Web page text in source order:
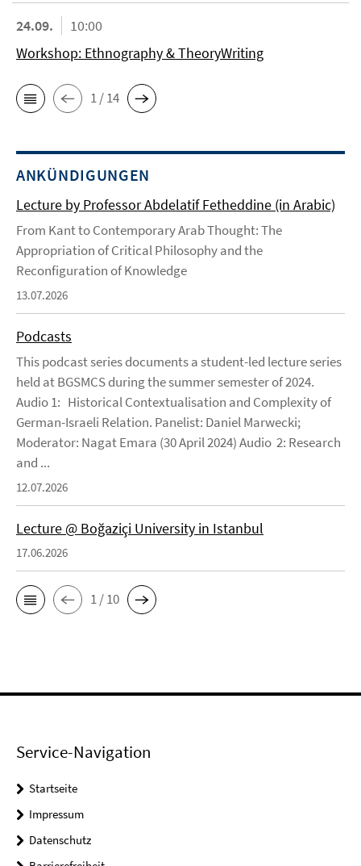
24.09.
10:00
Workshop: Ethnography & TheoryWriting
1 / 14
ANKÜNDIGUNGEN
Lecture by Professor Abdelatif Fetheddine (in Arabic)
From Kant to Contemporary Arab Thought: The
Appropriation of Critical Philosophy and the
Reconfiguration of Knowledge
13.07.2026
Podcasts
This podcast series documents a student-led lecture series
held at BGSMCS during the summer semester of 2024.
Audio 1: Historical Contextualisation and Complexity of
German-Israeli Relation. Panelist: Daniel Marwecki;
Moderator: Nagat Emara (30 April 2024) Audio 2: Research
and ...
12.07.2026
Lecture @ Boğaziçi University in Istanbul
17.06.2026
1 / 10
Service-Navigation
Startseite
Impressum
Datenschutz